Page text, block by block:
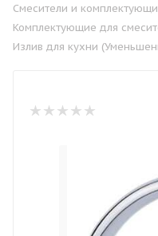
Смесители и
Комплектующие для
Излив для кухни